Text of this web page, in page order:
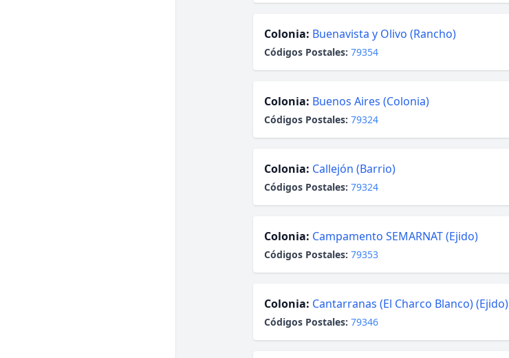
Colonia: Buenavista y Olivo (Rancho)
Códigos Postales: 79354
Colonia: Buenos Aires (Colonia)
Códigos Postales: 79324
Colonia: Callejón (Barrio)
Códigos Postales: 79324
Colonia: Campamento SEMARNAT (Ejido)
Códigos Postales: 79353
Colonia: Cantarranas (El Charco Blanco) (Ejido)
Códigos Postales: 79346